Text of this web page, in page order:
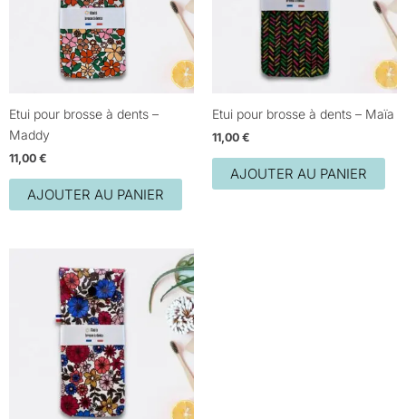
Etui pour brosse à dents –
Maddy
11,00 €
AJOUTER AU PANIER
Etui pour brosse à dents – Maïa
11,00 €
AJOUTER AU PANIER